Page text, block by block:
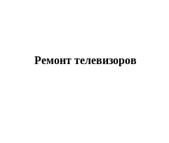
Ремонт телевизоров